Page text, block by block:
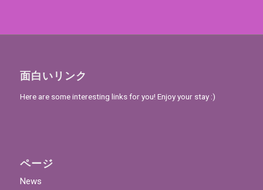
面白いリンク
Here are some interesting links for you! Enjoy your stay :)
ページ
News